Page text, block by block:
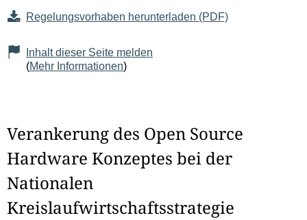
Regelungsvorhaben herunterladen (PDF)
Inhalt dieser Seite melden
(Mehr Informationen)
Verankerung des Open Source
Hardware Konzeptes bei der
Nationalen
Kreislaufwirtschaftsstrategie